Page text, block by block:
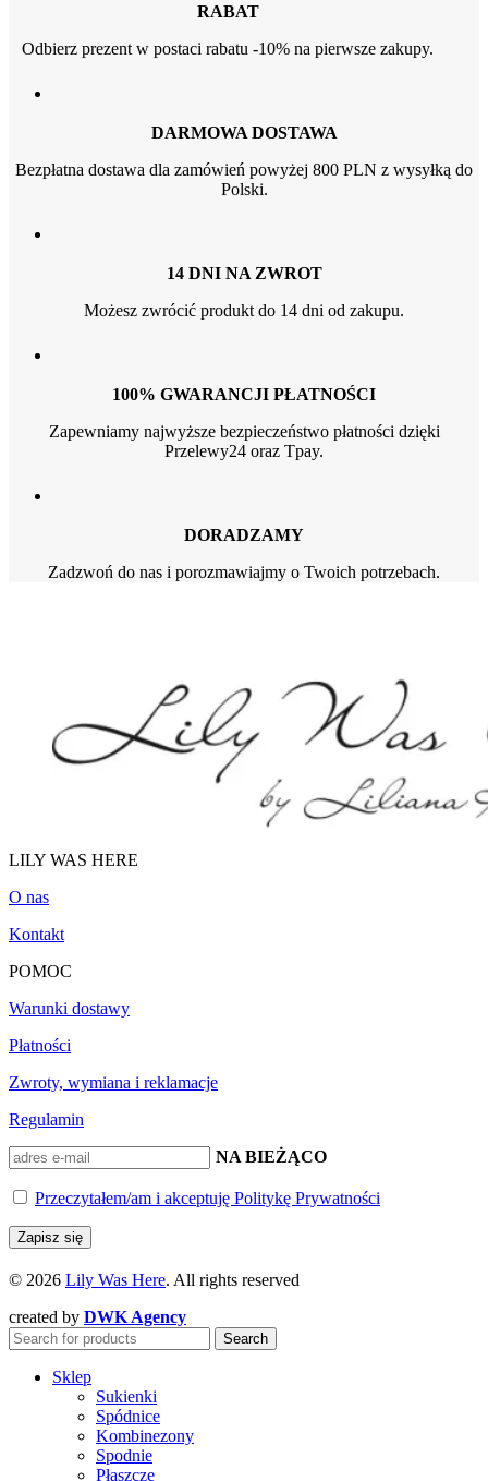
RABAT
Odbierz prezent w postaci rabatu -10% na pierwsze zakupy.
DARMOWA DOSTAWA
Bezpłatna dostawa dla zamówień powyżej 800 PLN z wysyłką do
Polski.
14 DNI NA ZWROT
Możesz zwrócić produkt do 14 dni od zakupu.
100% GWARANCJI PŁATNOŚCI
Zapewniamy najwyższe bezpieczeństwo płatności dzięki
Przelewy24 oraz Tpay.
DORADZAMY
Zadzwoń do nas i porozmawiajmy o Twoich potrzebach.
LILY WAS HERE
O nas
Kontakt
POMOC
Warunki dostawy
Płatności
Zwroty, wymiana i reklamacje
Regulamin
BĄDŹ NA BIEŻĄCO
Przeczytałem/am i akceptuję Politykę Prywatności
© 2026 Lily Was Here. All rights reserved
created by DWK Agency
Search
Sklep
Sukienki
Spódnice
Kombinezony
Spodnie
Płaszcze